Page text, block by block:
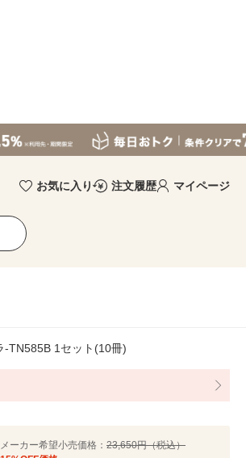
お気に入り 注文履歴 マイページ
-TN585B 1セット(10冊)
メーカー希望小売価格： 23,650円（税込）